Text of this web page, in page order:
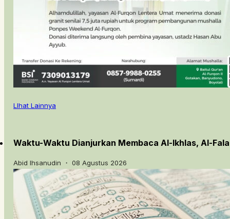
LIhat Lainnya
Waktu-Waktu Dianjurkan Membaca Al-Ikhlas, Al-
Abid Ihsanudin ・ 08 Agustus 2026